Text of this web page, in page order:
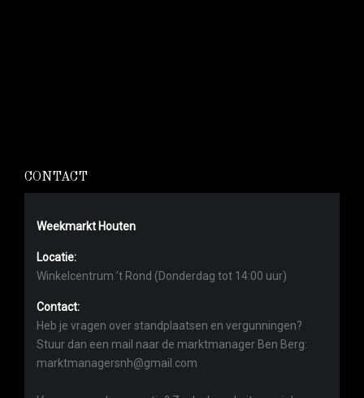
CONTACT
Weekmarkt Houten
Locatie:
Winkelcentrum ’t Rond (Donderdag tot 14:00 uur)
Contact:
Heb je vragen over standplaatsen en vergunningen?
Stuur dan een mail naar de marktmanager Ben Berg:
marktmanagersnh@gmail.com